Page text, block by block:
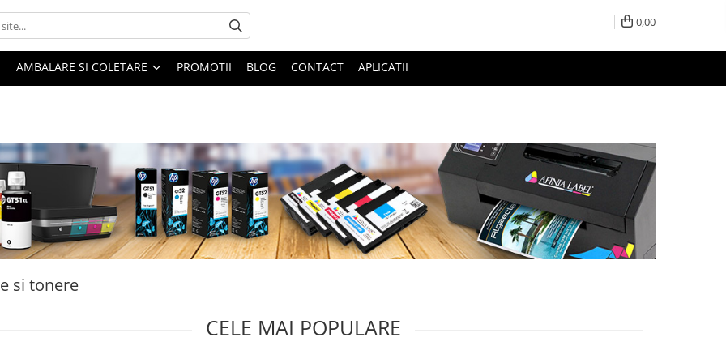
0,00
AMBALARE SI COLETARE PROMOTII BLOG CONTACT APLICATII
si tonere
CELE MAI POPULARE